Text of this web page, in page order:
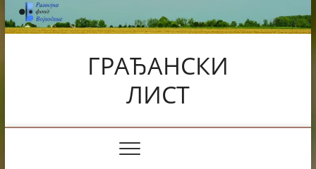
Skip
to
content
ГРАЂАНСКИ
ЛИСТ